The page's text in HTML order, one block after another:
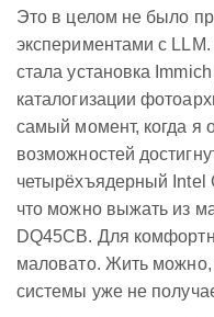
Это в целом не было
экспериментами с
стала установка
каталогизации
самый момент, когда я
возможностей
четырёхъядерный Intel
что можно выжать из
DQ45CB. Для
маловато. Жить можно,
системы уже не